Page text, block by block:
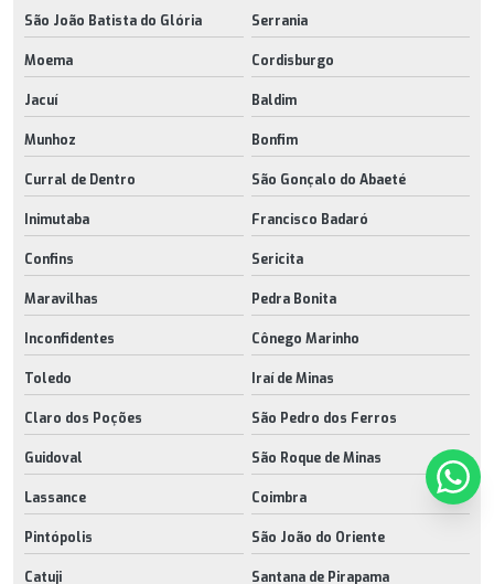
São João Batista do Glória Serrania
Moema Cordisburgo
Jacuí Baldim
Munhoz Bonfim
Curral de Dentro São Gonçalo do Abaeté
Inimutaba Francisco Badaró
Confins Sericita
Maravilhas Pedra Bonita
Inconfidentes Cônego Marinho
Toledo Iraí de Minas
Claro dos Poções São Pedro dos Ferros
Guidoval São Roque de Minas
Lassance Coimbra
Pintópolis São João do Oriente
Catuji Santana de Pirapama